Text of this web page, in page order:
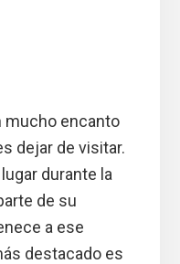
mucho encanto
dejar de visitar.
durante la
de su
a ese
destacado es